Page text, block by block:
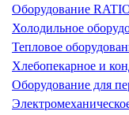
Оборудование
Холодильное
Тепловое
Хлебопекарное и
Оборудование для